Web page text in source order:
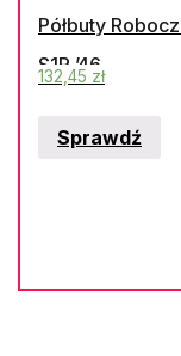
Półbuty
S1P ’46
132,45 zł
Sprawdź